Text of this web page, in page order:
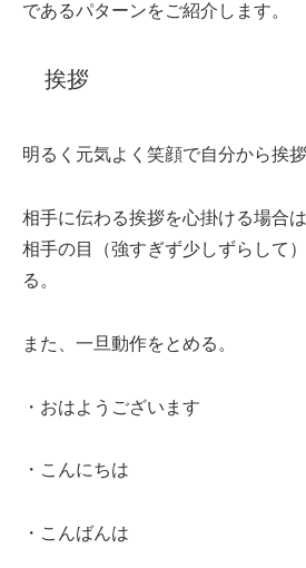
であるパターンをご紹介します。
挨拶
明るく元気よく笑顔で自分から挨拶
相手に伝わる挨拶を心掛ける場合
相手の目（強すぎず少しずらして
る。
また、一旦動作をとめる。
・おはようございます
・こんにちは
・こんばんは